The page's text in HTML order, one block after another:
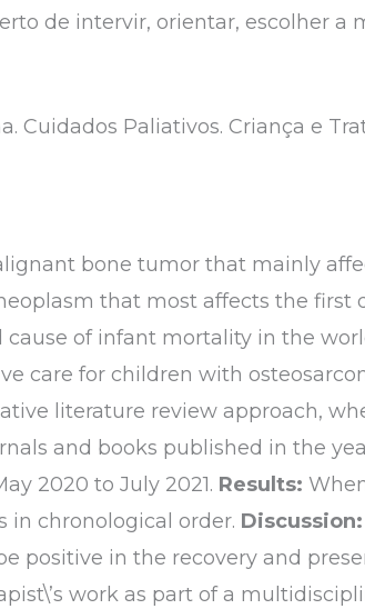
de intervir, orientar, escolher a
Cuidados Paliativos. Criança e
bone tumor that mainly
that most affects the first
of infant mortality in the
care for children with
literature review approach,
and books published in the
2020 to July 2021. Results:
in chronological order. Discussion:
positive in the recovery and
work as part of a